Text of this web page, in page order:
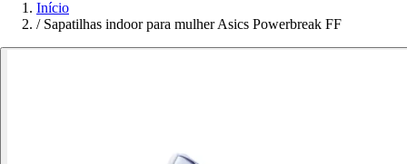
Início
/ Sapatilhas indoor para mulher Asics Powerbreak FF